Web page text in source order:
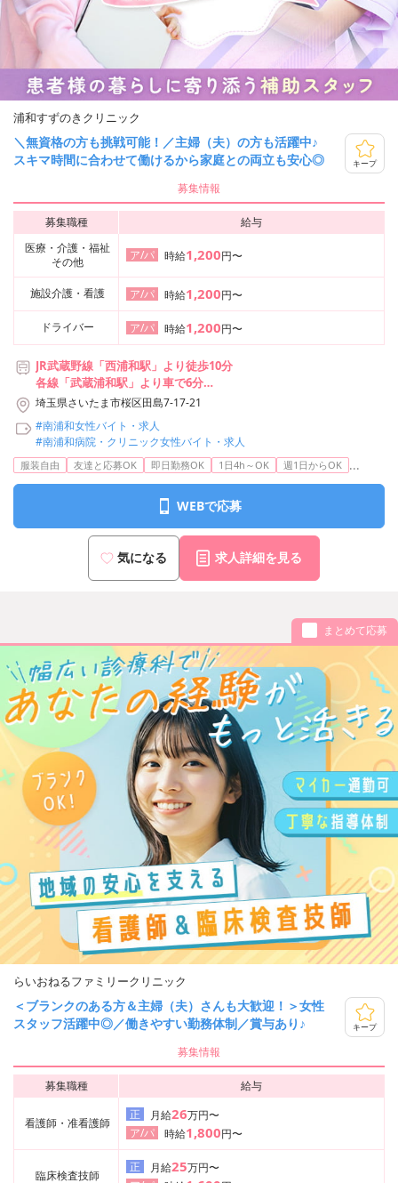
浦和すずのきクリニック
＼無資格の方も挑戦可能！／主婦（夫）の方も活躍中♪
スキマ時間に合わせて働けるから家庭との両立も安心◎
キープ
募集情報
募集職種
給与
医療・介護・福祉
その他
ア/パ 時給1,200円〜
施設介護・看護 ア/パ 時給1,200円〜
ドライバー ア/パ 時給1,200円〜
JR武蔵野線「西浦和駅」より徒歩10分
各線「武蔵浦和駅」より車で6分
各線「中浦和駅」より車で5分
埼玉県さいたま市桜区田島7-17-21
#南浦和女性バイト・求人
#南浦和病院・クリニック女性バイト・求人
服装自由 友達と応募OK 即日勤務OK 1日4h～OK 週1日からOK ...
WEBで応募
気になる 求人詳細を見る
まとめて応募
らいおねるファミリークリニック
＜ブランクのある方＆主婦（夫）さんも大歓迎！＞女性
スタッフ活躍中◎／働きやすい勤務体制／賞与あり♪
キープ
募集情報
募集職種 給与
看護師・准看護師
正 月給26万円〜
ア/パ
時給1,800円〜
臨床検査技師
正 月給25万円〜